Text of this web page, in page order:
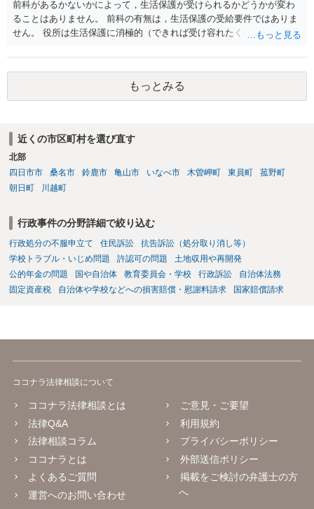
前科があるかないかによって，生活保護が受けられるかどうかが変わ
ることはありません。 前科の有無は，生活保護の受給要件ではありま
せん。 役所は生活保護に消極的（できれば受け容れたくない）な姿勢
と説明しましょう。
もっとみる
近くの市区町村を選び直す
北部
四日市市
桑名市 鈴鹿市 亀山市 いなべ市 木曽岬町 東員町
菰野町
朝日町
川越町
行政事件の分野詳細で絞り込む
行政処分の不服申立て 住民訴訟
抗告訴訟（処分取り消し等）
学校トラブル・いじめ問題
許認可の問題
土地収用や再開発
公的年金の問題
国や自治体 教育委員会・学校 行政訴訟
自治体法務
固定資産税
自治体や学校などへの損害賠償・慰謝料請求 国家賠償請求
ココナラ法律相談について
ココナラ法律相談とは
法律Q&A
法律相談コラム
ココナラとは
よくあるご質問
運営へのお問い合わせ
ご意見・ご要望
利用規約
プライバシーポリシー
外部送信ポリシー
掲載をご検討の弁護士の方
へ